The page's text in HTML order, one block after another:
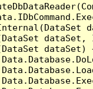
dataSet)